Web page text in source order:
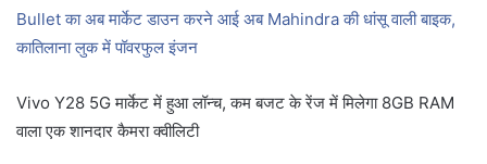
Bullet का अब मार्केट डाउन करने आई अब Mahindra की धांसू वाली बाइक,
कातिलाना लुक में पॉवरफुल इंजन
Vivo Y28 5G मार्केट में हुआ लॉन्च, कम बजट के रेंज में मिलेगा 8GB RAM
वाला एक शानदार कैमरा क्वीलिटी